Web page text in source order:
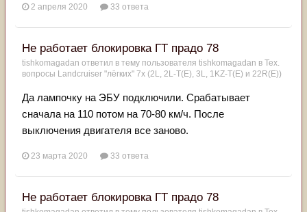
2 апреля 2020 33 ответа
Не работает блокировка ГТ прадо 78
tishkomagadan ответил в тему пользователя tishkomagadan в Тех.
вопросы Landcruiser "лёгких" 7x (2L, 2L-T(Е), 3L, 1KZ-T(E) и 22R(Е))
Да лампочку на ЭБУ подключили. Срабатывает
сначала на 110 потом на 70-80 км/ч. После
выключения двигателя все заново.
23 марта 2020 33 ответа
Не работает блокировка ГТ прадо 78